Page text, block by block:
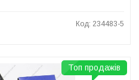
Код: 234483-5
Топ продажів